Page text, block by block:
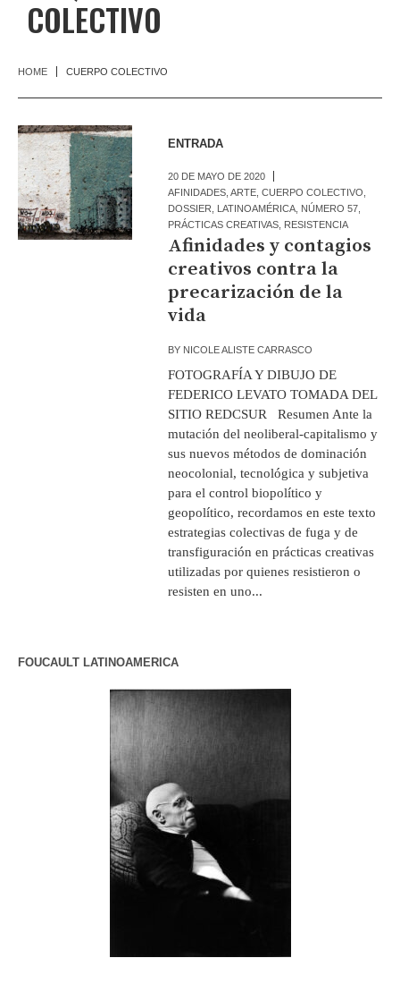
COLECTIVO
HOME CUERPO COLECTIVO
ENTRADA
20 DE MAYO DE 2020
AFINIDADES ,ARTE ,CUERPO COLECTIVO
DOSSIER
LATINOAMÉRICA NÚMERO 57
PRÁCTICAS CREATIVAS RESISTENCIA
Afinidades y contagios
creativos contra la
precarización de la
vida
BY NICOLE ALISTE CARRASCO
FOTOGRAFÍA Y DIBUJO DE
FEDERICO LEVATO TOMADA DEL
SITIO REDCSUR Resumen Ante la
mutación del neoliberal-capitalismo y
sus nuevos métodos de dominación
neocolonial, tecnológica y subjetiva
para el control biopolítico y
geopolítico, recordamos en este texto
estrategias colectivas de fuga y de
transfiguración en prácticas creativas
utilizadas por quienes resistieron o
resisten en uno...
FOUCAULT LATINOAMERICA